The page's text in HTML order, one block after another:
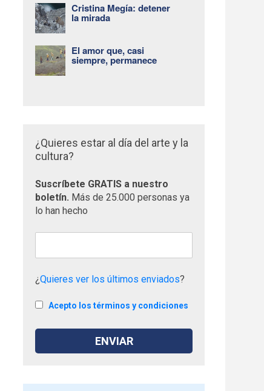
Cristina Megía: detener
la mirada
El amor que, casi
siempre, permanece
¿Quieres estar al día del arte y la
cultura?
Suscríbete GRATIS a nuestro
boletín. Más de 25.000 personas ya
lo han hecho
¿Quieres ver los últimos enviados?
Acepto los términos y condiciones